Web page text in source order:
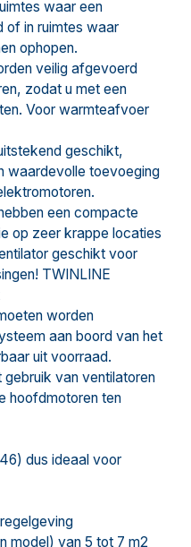
waar een
of in ruimtes waar
ophopen.
veilig afgevoerd
zodat u met een
Voor warmteafvoer
geschikt,
waardevolle toevoeging
een compacte
op zeer krappe locaties
geschikt voor
TWINLINE
worden
aan boord van het
uit voorraad.
gebruik van ventilatoren
hoofdmotoren ten
dus ideaal voor
model) van 5 tot 7 m2